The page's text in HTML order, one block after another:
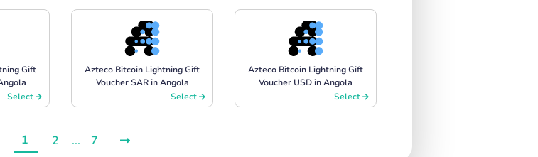
Gift
Select
Azteco Bitcoin Lightning Gift
Voucher SAR in Angola
Select
Azteco Bitcoin Lightning Gift
Voucher USD in Angola
Select
1 2 ... 7